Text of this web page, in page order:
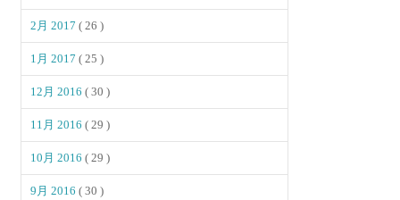
2月 2017( 26 )
1月 2017( 25 )
12月 2016( 30 )
11月 2016( 29 )
10月 2016( 29 )
9月 2016( 30 )